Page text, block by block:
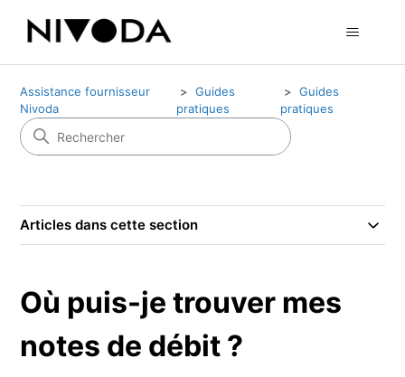
Assistance fournisseur
Nivoda
Guides
pratiques
Guides
pratiques
Articles dans cette section
Où puis-je trouver mes
notes de débit ?